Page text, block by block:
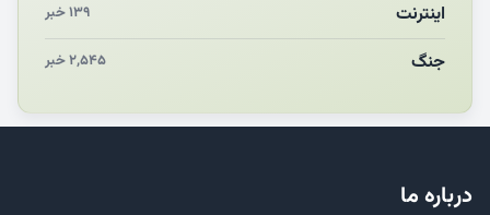
اینترنت ۱۳۹ خبر
جنگ ۲,۵۴۵ خبر
درباره ما